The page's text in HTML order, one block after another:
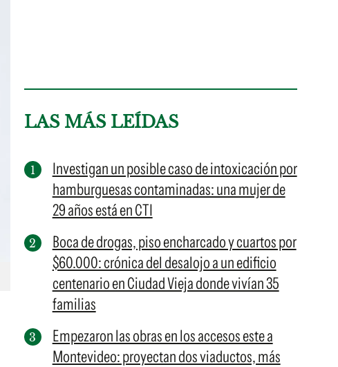
LAS MÁS LEÍDAS
Investigan un posible caso de intoxicación por
hamburguesas contaminadas: una mujer de
29 años está en CTI
Boca de drogas, piso encharcado y cuartos por
$60.000: crónica del desalojo a un edificio
centenario en Ciudad Vieja donde vivían 35
familias
Empezaron las obras en los accesos este a
Montevideo: proyectan dos viaductos, más